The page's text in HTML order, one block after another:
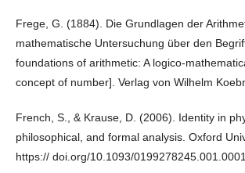
Frege, G. (1884). Die Grundlagen der
mathematische Untersuchung über den
foundations of arithmetic: A logico-
concept of number]. Verlag von Wilhelm
French, S., & Krause, D. (2006). Identity in
philosophical, and formal analysis. Oxford
https:// doi.org/10.1093/0199278245.001.0001